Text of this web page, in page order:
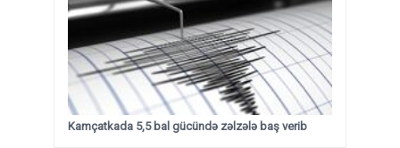
Kamçatkada 5,5 bal gücündə zəlzələ baş verib